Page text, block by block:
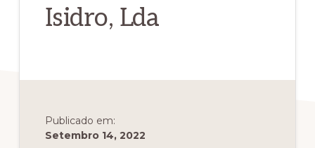
Isidro, Lda
Publicado em:
Setembro 14, 2022